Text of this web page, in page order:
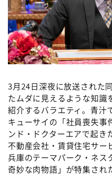
3月24日深夜に放送された
たムダに見えるような知識
紹介するバラエティ。青汁
キューサイの「社員喪失事
ンド・ドクターエアで起き
不動産会社・賃貸住宅サー
兵庫のテーマパーク・ネス
奇妙な肉物語」が特集され